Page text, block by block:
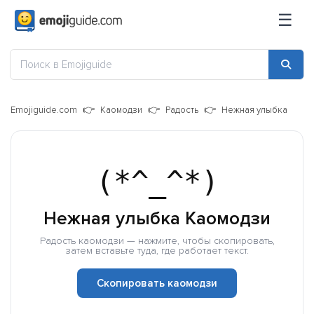
☰
Emojiguide.com Каомодзи Радость Нежная улыбка
(*^_^*)
Нежная улыбка Каомодзи
Радость каомодзи — нажмите, чтобы скопировать,
затем вставьте туда, где работает текст.
Скопировать каомодзи